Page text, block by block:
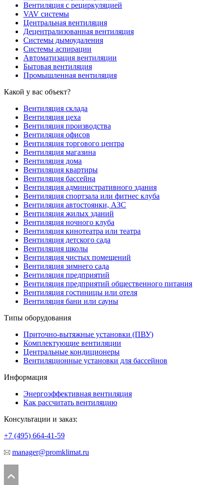
Вентиляция с рециркуляцией
VAV системы
Центральная вентиляция
Децентрализованная вентиляция
Системы дымоудаления
Системы аспирации
Автоматизация вентиляции
Бытовая вентиляция
Промышленная вентиляция
Какой у вас объект?
Вентиляция склада
Вентиляция цеха
Вентиляция производства
Вентиляция офисов
Вентиляция торгового центра
Вентиляция магазина
Вентиляция дома
Вентиляция квартиры
Вентиляция бассейна
Вентиляция административного здания
Вентиляция спортзала или фитнес клуба
Вентиляция автостоянки, АЗС
Вентиляция жилых зданий
Вентиляция ночного клуба
Вентиляция кинотеатра или театра
Вентиляция детского сада
Вентиляция школы
Вентиляция чистых помещений
Вентиляция зимнего сада
Вентиляция предприятий
Вентиляция предприятий общественного питания
Вентиляция гостиницы или отеля
Вентиляция бани или сауны
Типы оборудования
Приточно-вытяжные установки (ПВУ)
Комплектующие вентиляции
Центральные кондиционеры
Вентиляционные установки для бассейнов
Информация
Энергоэффективная вентиляция
Как рассчитать вентиляцию
Консультации и заказ:
+7 (495) 664-41-59
manager@promklimat.ru